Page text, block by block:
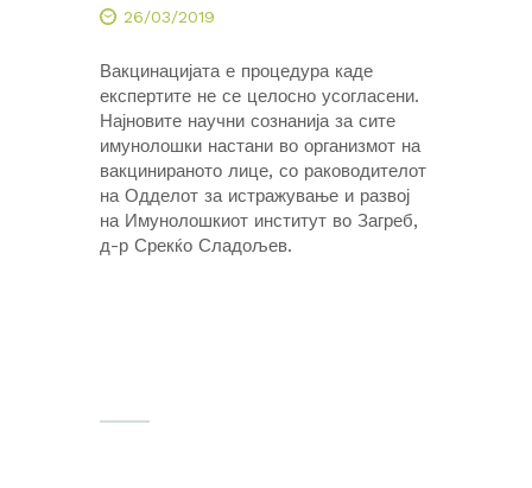
26/03/2019
Вакцинацијата е процедура каде
експертите не се целосно усогласени.
Најновите научни сознанија за сите
имунолошки настани во организмот на
вакцинираното лице, со раководителот
на Одделот за истражување и развој
на Имунолошкиот институт во Загреб,
д-р Срекќо Сладољев.